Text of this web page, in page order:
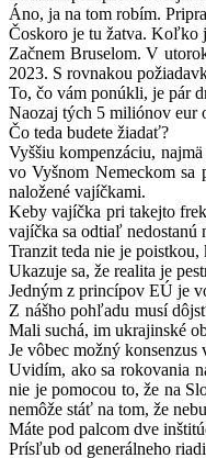
Áno, ja na tom robím.
Čoskoro je tu žatva. Koľko
Začnem Bruselom. V
2023. S rovnakou
To, čo vám ponúkli, je pár
Naozaj tých 5 miliónov eur
Čo teda budete žiadať?
Vyššiu kompenzáciu,
vo Vyšnom Nemeckom
naložené vajíčkami.
Keby vajíčka pri takejto
vajíčka sa odtiaľ nedostanú
Tranzit teda nie je
Ukazuje sa, že realita je
Jedným z princípov EÚ je
Z nášho pohľadu musí
Mali suchá, im ukrajinské
Je vôbec možný konsenzus
Uvidím, ako sa rokovania
nie je pomocou to, že na
nemôže stáť na tom, že
Máte pod palcom dve
Prísľub od generálneho